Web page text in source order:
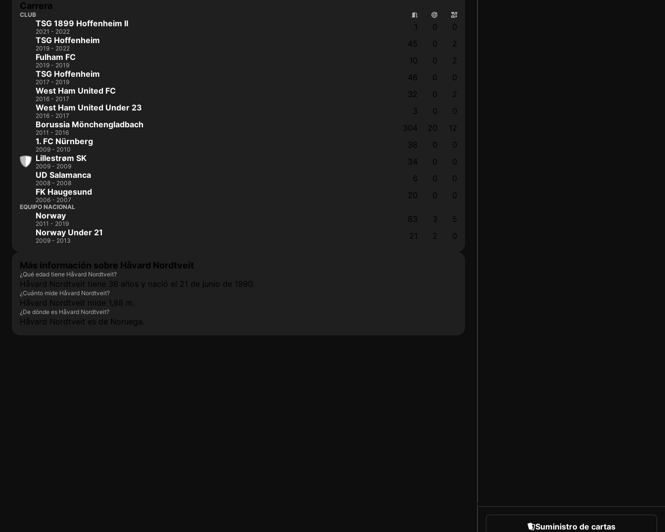
Carrera
CLUB
TSG 1899 Hoffenheim II
2021 - 2022 1 0
0
TSG Hoffenheim
2019 - 2022 45 0
2
Fulham FC
2019 - 2019 10 0
2
TSG Hoffenheim
2017 - 2019 46 0
0
West Ham United FC
2016 - 2017 32 0
2
West Ham United Under 23
2016 - 2017 3 0
0
Borussia Mönchengladbach
2011 - 2016 304 20
12
1. FC Nürnberg
2009 - 2010 38 0
0
Lillestrøm SK
2009 - 2009 34 0
0
UD Salamanca
2008 - 2008 6 0
0
FK Haugesund
2006 - 2007 20 0 0
EQUIPO NACIONAL
Norway
2011 - 2019 83 3
5
Norway Under 21
2009 - 2013 21 2 0
Más información sobre Håvard Nordtveit
¿Qué edad tiene Håvard Nordtveit?
Håvard Nordtveit tiene 36 años y nació el 21 de junio de 1990.
¿Cuánto mide Håvard Nordtveit?
Håvard Nordtveit mide 1,88 m.
¿De dónde es Håvard Nordtveit?
Håvard Nordtveit es de Noruega.
Suministro de cartas